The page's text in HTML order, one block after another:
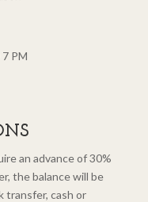
PM
an advance of 30%
the balance will be
transfer, cash or